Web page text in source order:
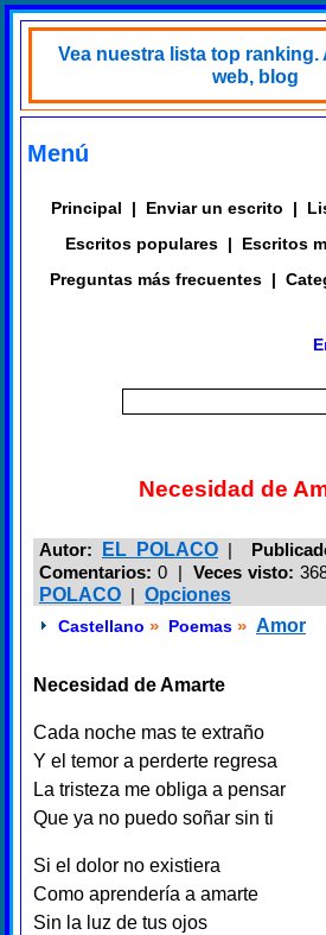
Vea nuestra lista top ranking.
web, blog
Menú
Principal | Enviar un escrito |
Escritos populares | Escritos
Preguntas más frecuentes |
Necesidad de
Autor: EL POLACO |
Comentarios: 0 |Veces visto:
POLACO | Opciones
Castellano » Poemas » Amor
Necesidad de Amarte
Cada noche mas te extraño
Y el temor a perderte regresa
La tristeza me obliga a pensar
Que ya no puedo soñar sin ti
Si el dolor no existiera
Como aprendería a amarte
Sin la luz de tus ojos